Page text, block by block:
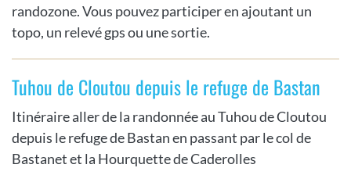
randozone. Vous pouvez participer en ajoutant un
topo, un relevé gps ou une sortie.
Tuhou de Cloutou depuis le refuge de Bastan
Itinéraire aller de la randonnée au Tuhou de Cloutou
depuis le refuge de Bastan en passant par le col de
Bastanet et la Hourquette de Caderolles